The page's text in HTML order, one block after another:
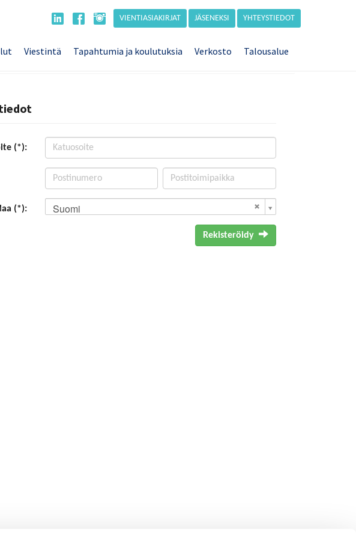
VIENTIASIAKIRJAT JÄSENEKSI YHTEYSTIEDOT
Viestintä Tapahtumia ja koulutuksia Verkosto Talousalue
(*):
(*): Suomi
Rekisteröidy